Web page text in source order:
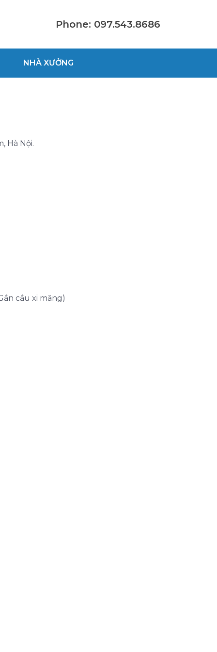
Phone: 097.543.8686
NHÀ XƯỞNG
Hà Nội.
cầu xi măng)